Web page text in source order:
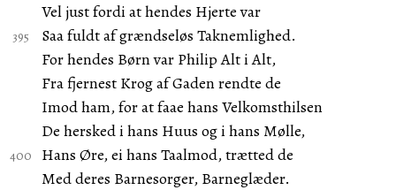
Vel just fordi at hendes Hjerte var
Saa fuldt af grændseløs Taknemlighed.
For hendes Børn var Philip Alt i Alt,
Fra fjernest Krog af Gaden rendte de
Imod ham, for at faae hans Velkomsthilsen
De hersked i hans Huus og i hans Mølle,
Hans Øre, ei hans Taalmod, trætted de
Med deres Barnesorger, Barneglæder.